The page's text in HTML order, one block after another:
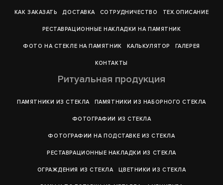
КАК ЗАКАЗАТЬ ДОСТАВКА СОТРУДНИЧЕСТВО ТЕХ.ОПИСАНИЕ
РЕСТАВРАЦИОННЫЕ НАКЛАДКИ НА ПАМЯТНИК
ФОТО НА СТЕКЛЕ НА ПАМЯТНИК КАЛЬКУЛЯТОР ГАЛЕРEЯ
КОНТАКТЫ
Ритуальная продукция
ПАМЯТНИКИ ИЗ СТЕКЛА ПАМЯТНИКИ ИЗ НАБОРНОГО СТЕКЛА
ФОТОГРАФИИ ИЗ СТЕКЛА
ФОТОГРАФИИ НА ПОДСТАВКЕ ИЗ СТЕКЛА
РЕСТАВРАЦИОННЫЕ НАКЛАДКИ ИЗ СТЕКЛА
ОГРАЖДЕНИЯ ИЗ СТЕКЛА ЦВЕТНИКИ ИЗ СТЕКЛА